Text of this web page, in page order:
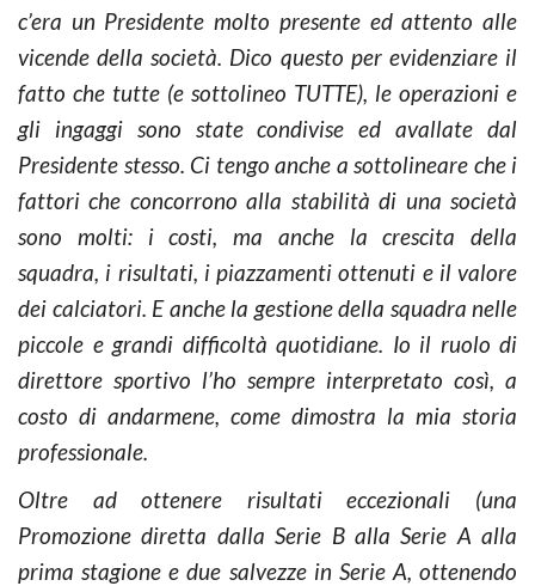
c’era un Presidente molto presente ed attento alle
vicende della società. Dico questo per evidenziare il
fatto che tutte (e sottolineo TUTTE), le operazioni e
gli ingaggi sono state condivise ed avallate dal
Presidente stesso. Ci tengo anche a sottolineare che i
fattori che concorrono alla stabilità di una società
sono molti: i costi, ma anche la crescita della
squadra, i risultati, i piazzamenti ottenuti e il valore
dei calciatori. E anche la gestione della squadra nelle
piccole e grandi difficoltà quotidiane. Io il ruolo di
direttore sportivo l’ho sempre interpretato così, a
costo di andarmene, come dimostra la mia storia
professionale.
Oltre ad ottenere risultati eccezionali (una
Promozione diretta dalla Serie B alla Serie A alla
prima stagione e due salvezze in Serie A, ottenendo